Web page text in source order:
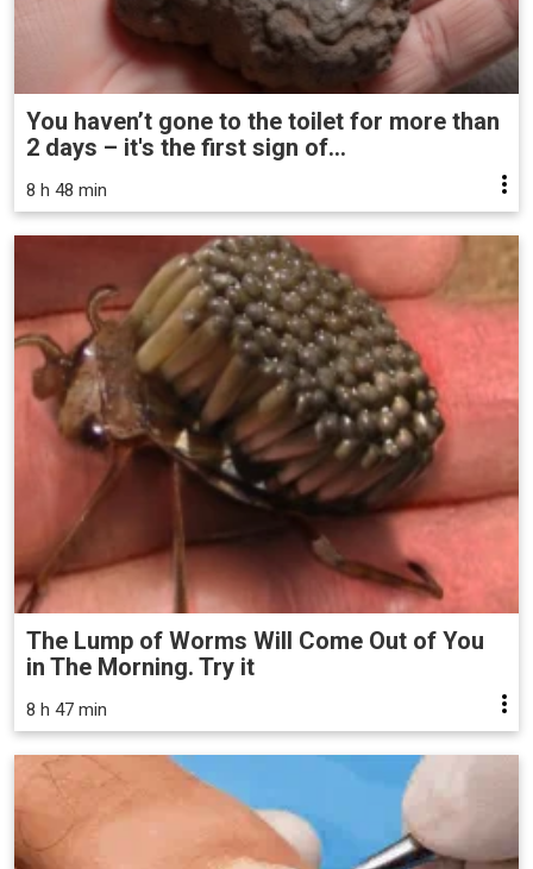
You haven’t gone to the toilet for more than
2 days – it's the first sign of...
8 h 48 min
The Lump of Worms Will Come Out of You
in The Morning. Try it
8 h 47 min